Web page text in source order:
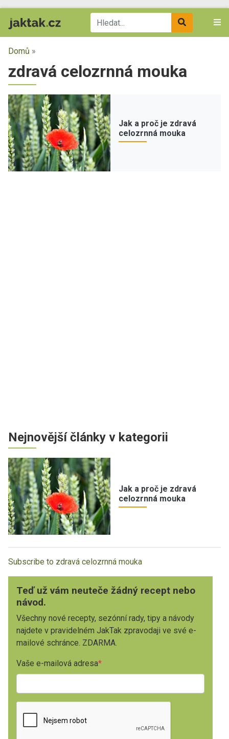
Domů »
zdravá celozrnná mouka
Jak a proč je zdravá
celozrnná mouka
Nejnovější články v kategorii
Jak a proč je zdravá
celozrnná mouka
Subscribe to zdravá celozrnná mouka
Teď už vám neuteče žádný recept nebo
návod.
Všechny nové recepty, sezónní rady, tipy a návody
najdete v pravidelném JakTak zpravodaji ve své e-
mailové schránce. ZDARMA.
Vaše e-mailová adresa